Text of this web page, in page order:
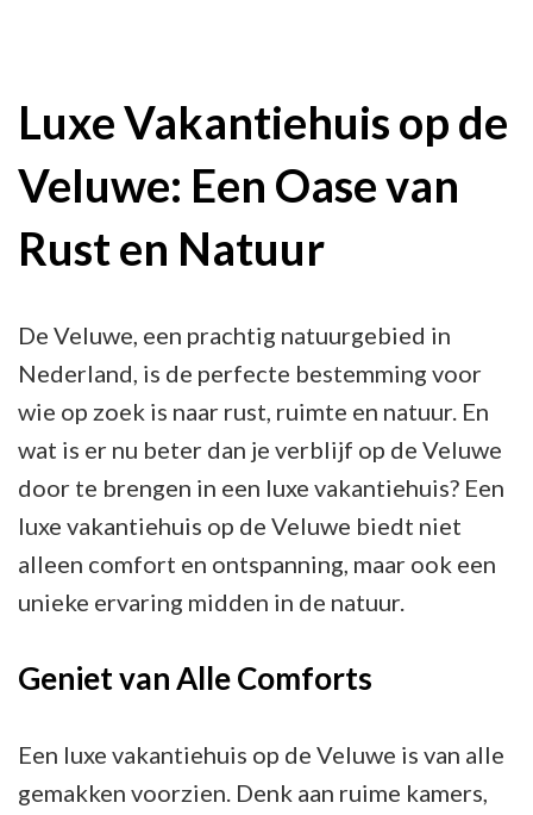
de
Veluwe:
Oase
Rust
en
Natuur
Luxe Vakantiehuis op de
Veluwe: Een Oase van
Rust en Natuur
De Veluwe, een prachtig natuurgebied in
Nederland, is de perfecte bestemming voor
wie op zoek is naar rust, ruimte en natuur. En
wat is er nu beter dan je verblijf op de Veluwe
door te brengen in een luxe vakantiehuis? Een
luxe vakantiehuis op de Veluwe biedt niet
alleen comfort en ontspanning, maar ook een
unieke ervaring midden in de natuur.
Geniet van Alle Comforts
Een luxe vakantiehuis op de Veluwe is van alle
gemakken voorzien. Denk aan ruime kamers,